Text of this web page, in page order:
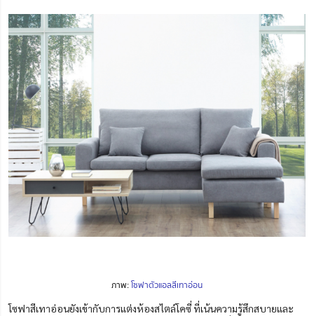
ภาพ:โซฟาตัวแอลสีเทาอ่อน
โซฟาสีเทาอ่อนยังเข้ากับการแต่งห้องสไตล์โคซี่ ที่เน้นความรู้สึกสบายและ